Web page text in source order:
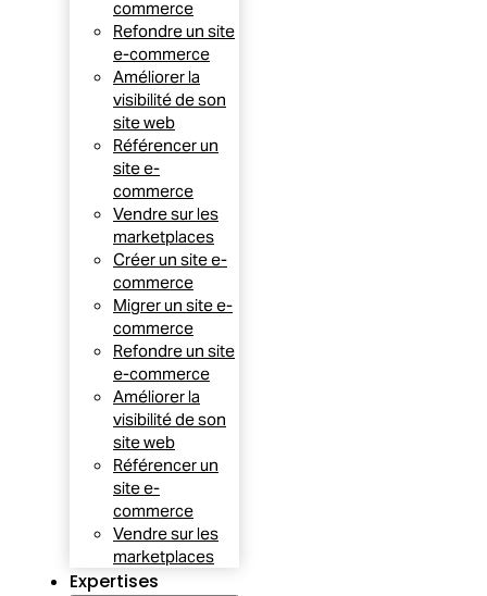
commerce
Refondre un site
e-commerce
Améliorer la
visibilité de son
site web
Référencer un
site e-
commerce
Vendre sur les
marketplaces
Créer un site e-
commerce
Migrer un site e-
commerce
Refondre un site
e-commerce
Améliorer la
visibilité de son
site web
Référencer un
site e-
commerce
Vendre sur les
marketplaces
Expertises